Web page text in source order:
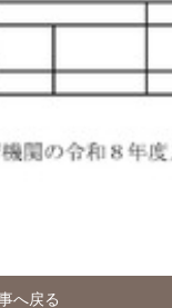
へ戻る